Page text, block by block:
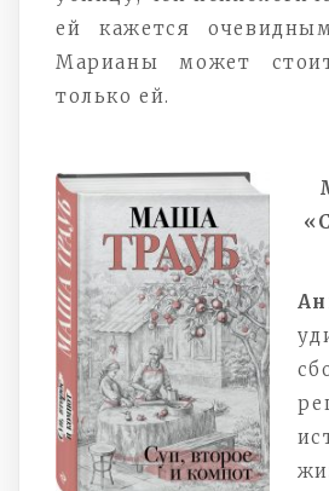
ей кажется
Марианы может
только ей.